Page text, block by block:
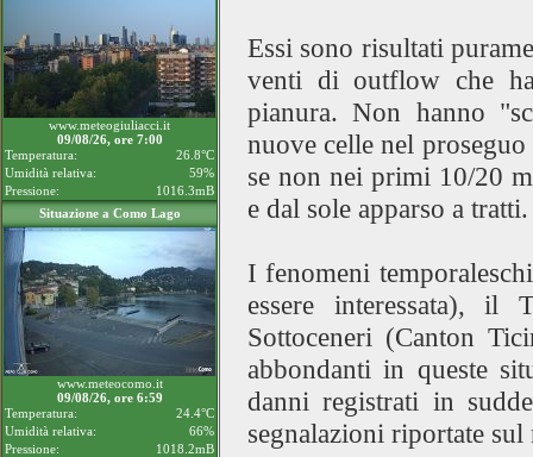
www.meteogiuliacci.it
09/08/26, ore 7:00
Temperatura:
26.8°C
Umidità relativa:
59%
Pressione:
1016.3mB
Situazione a Como Lago
www.meteocomo.it
09/08/26, ore 6:59
Temperatura:
24.4°C
Umidità relativa:
66%
Pressione:
1018.2mB
Essi sono risultati
venti di outflow che
pianura. Non hanno
nuove celle nel
se non nei primi 10/20
e dal sole apparso a tratti.
I fenomeni
essere interessata),
Sottoceneri (Canton
abbondanti in queste
danni registrati in
segnalazioni riportate